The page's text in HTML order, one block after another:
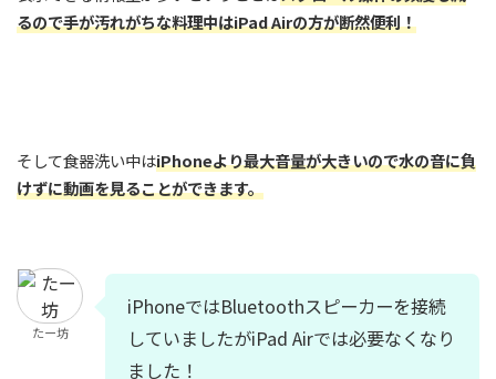
るので手が汚れがちな料理中はiPad Airの方が断然便利！
そして食器洗い中はiPhoneより最大音量が大きいので水の音に負
けずに動画を見ることができます。
たー坊
iPhoneではBluetoothスピーカーを接続
していましたがiPad Airでは必要なくなり
ました！